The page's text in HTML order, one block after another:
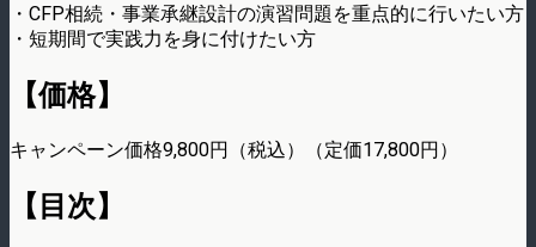
・CFP相続・事業承継設計の演習問題を重点的に行いたい方
・短期間で実践力を身に付けたい方
【価格】
キャンペーン価格9,800円（税込）（定価17,800円）
【目次】